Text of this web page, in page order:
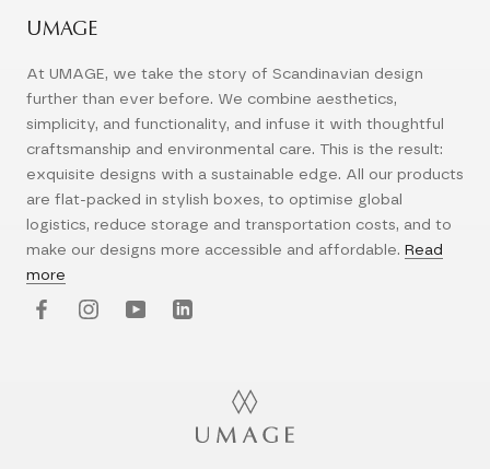
UMAGE
At UMAGE, we take the story of Scandinavian design
further than ever before. We combine aesthetics,
simplicity, and functionality, and infuse it with thoughtful
craftsmanship and environmental care. This is the result:
exquisite designs with a sustainable edge. All our products
are flat-packed in stylish boxes, to optimise global
logistics, reduce storage and transportation costs, and to
make our designs more accessible and affordable. Read
more